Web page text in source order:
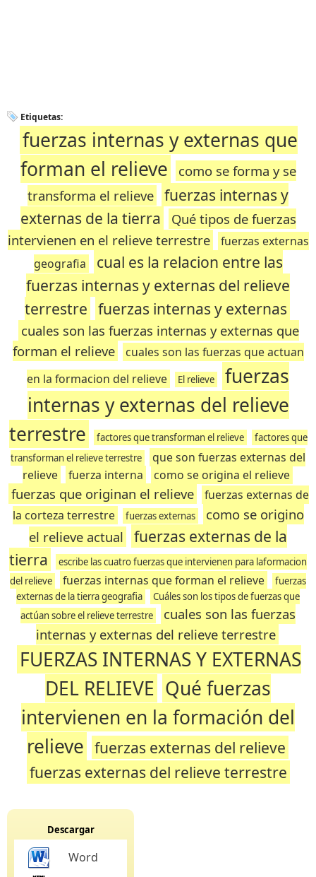
Etiquetas:
fuerzas internas y externas que
forman el relieve
como se forma y se
transforma el relieve fuerzas internas y
externas de la tierra
Qué tipos de fuerzas
intervienen en el relieve terrestre
fuerzas externas
geografia
cual es la relacion entre las
fuerzas internas y externas del relieve
terrestre fuerzas internas y externas
cuales son las fuerzas internas y externas que
forman el relieve
cuales son las fuerzas que actuan
en la formacion del relieve
El relieve
fuerzas
internas y externas del relieve
terrestre
factores que transforman el relieve
factores que
transforman el relieve terrestre
que son fuerzas externas del
relieve
fuerza interna como se origina el relieve
fuerzas que originan el relieve
fuerzas externas de
la corteza terrestre
fuerzas externas
como se origino
el relieve actual
fuerzas externas de la
tierra
escribe las cuatro fuerzas que intervienen para laformacion
del relieve
fuerzas internas que forman el relieve
fuerzas
externas de la tierra geografia
Cuáles son los tipos de fuerzas que
actúan sobre el relieve terrestre
cuales son las fuerzas
internas y externas del relieve terrestre
FUERZAS INTERNAS Y EXTERNAS
DEL RELIEVE Qué fuerzas
intervienen en la formación del
relieve fuerzas externas del relieve
fuerzas externas del relieve terrestre
Descargar
Word